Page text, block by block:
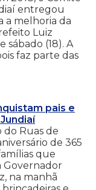
entregou
a melhoria da
Luiz
sábado (18). A
faz parte das
pais e
do Ruas de
de 365
que
Governador
na manhã